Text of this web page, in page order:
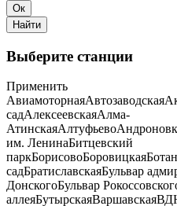
Выберите станции
Применить
АвиамоторнаяАвтозаводская
садАлексеевскаяАлма-
АтинскаяАлтуфьево
им. ЛенинаБитцевский
паркБорисовоБоровицкая
садБратиславскаяБульвар
ДонскогоБульвар
аллеяБутырскаяВаршавская